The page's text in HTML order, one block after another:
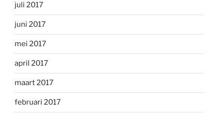
juli 2017
juni 2017
mei 2017
april 2017
maart 2017
februari 2017